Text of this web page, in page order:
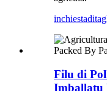
inchiesta
Filu di
Imballatu